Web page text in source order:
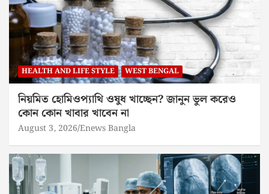
HEALTH AND LIFE STYLE WEST BENGAL
নিয়মিত হোমিওপ্যাথি ওষুধ খাচ্ছেন? জানুন ভুল করেও
কোন কোন খাবার খাবেন না
August 3, 2026 Enews Bangla